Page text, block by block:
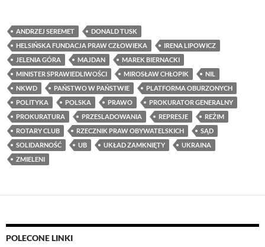
ANDRZEJ SEREMET
DONALD TUSK
HELSIŃSKA FUNDACJA PRAW CZŁOWIEKA
IRENA LIPOWICZ
JELENIA GÓRA
MAJDAN
MAREK BIERNACKI
MINISTER SPRAWIEDLIWOŚCI
MIROSŁAW CHŁOPIK
NIL
NKWD
PAŃSTWO W PAŃSTWIE
PLATFORMA OBURZONYCH
POLITYKA
POLSKA PRAWO
PROKURATOR GENERALNY
PROKURATURA
PRZESLADOWANIA REPRESJE
REŻIM
ROTARY CLUB
RZECZNIK PRAW OBYWATELSKICH
SĄD
SOLIDARNOŚĆ
UB UKŁAD ZAMKNIĘTY
UKRAINA
ZMIELENI
POLECONE LINKI